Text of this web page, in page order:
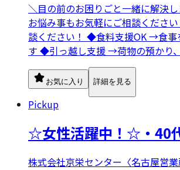
＼目の前のお困りごと一緒に解決
お悩み事もお気軽にご相談くださ
談ください！ ◆食料支援OK →食事
す ◆引っ越し支援 →荷物の預かり
お気に入り 詳細を見る
Pickup
☆女性活躍中！☆・40
株式会社京栄センター〈名古屋営業